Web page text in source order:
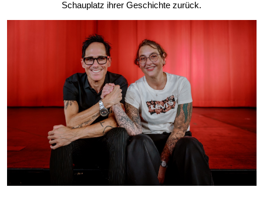
Schauplatz ihrer Geschichte zurück.